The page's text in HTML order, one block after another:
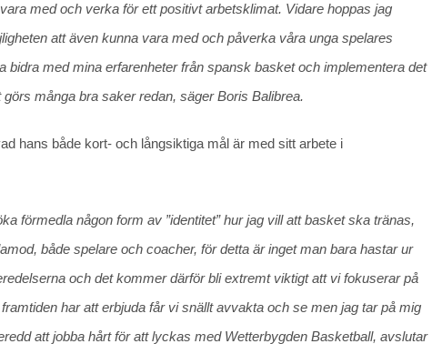
med och verka för ett positivt arbetsklimat. Vidare hoppas jag
att även kunna vara med och påverka våra unga spelares
med mina erfarenheter från spansk basket och implementera det
många bra saker redan, säger Boris Balibrea.
hans både kort- och långsiktiga mål är med sitt arbete i
förmedla någon form av ”identitet” hur jag vill att basket ska tränas,
både spelare och coacher, för detta är inget man bara hastar ur
och det kommer därför bli extremt viktigt att vi fokuserar på
har att erbjuda får vi snällt avvakta och se men jag tar på mig
att jobba hårt för att lyckas med Wetterbygden Basketball, avslutar